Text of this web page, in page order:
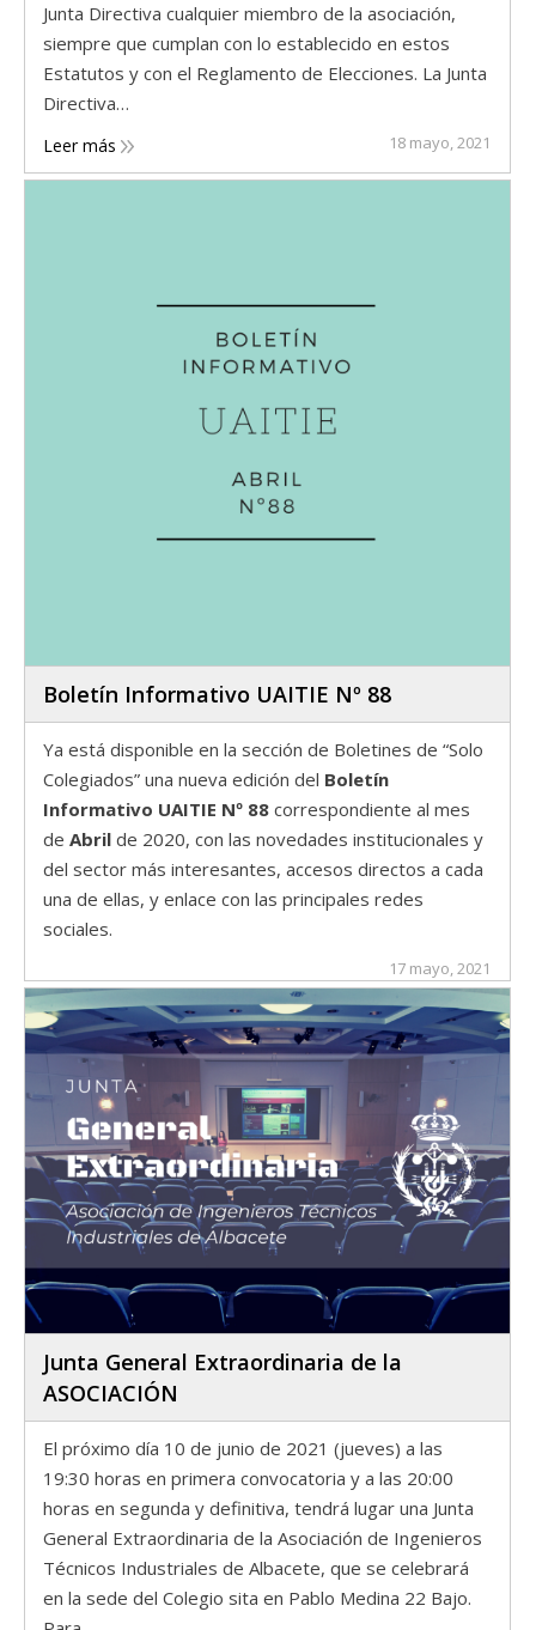
Junta Directiva cualquier miembro de la asociación,
siempre que cumplan con lo establecido en estos
Estatutos y con el Reglamento de Elecciones. La Junta
Directiva…
Leer más 18 mayo, 2021
Boletín Informativo UAITIE Nº 88
Ya está disponible en la sección de Boletines de “Solo
Colegiados” una nueva edición del Boletín
Informativo UAITIE Nº 88 correspondiente al mes
de Abril de 2020, con las novedades institucionales y
del sector más interesantes, accesos directos a cada
una de ellas, y enlace con las principales redes
sociales.
17 mayo, 2021
Junta General Extraordinaria de la
ASOCIACIÓN
El próximo día 10 de junio de 2021 (jueves) a las
19:30 horas en primera convocatoria y a las 20:00
horas en segunda y definitiva, tendrá lugar una Junta
General Extraordinaria de la Asociación de Ingenieros
Técnicos Industriales de Albacete, que se celebrará
en la sede del Colegio sita en Pablo Medina 22 Bajo.